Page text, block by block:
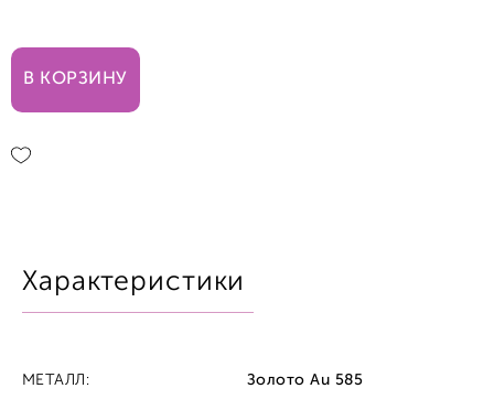
18,0
В КОРЗИНУ
Характеристики
МЕТАЛЛ: Золото Au 585